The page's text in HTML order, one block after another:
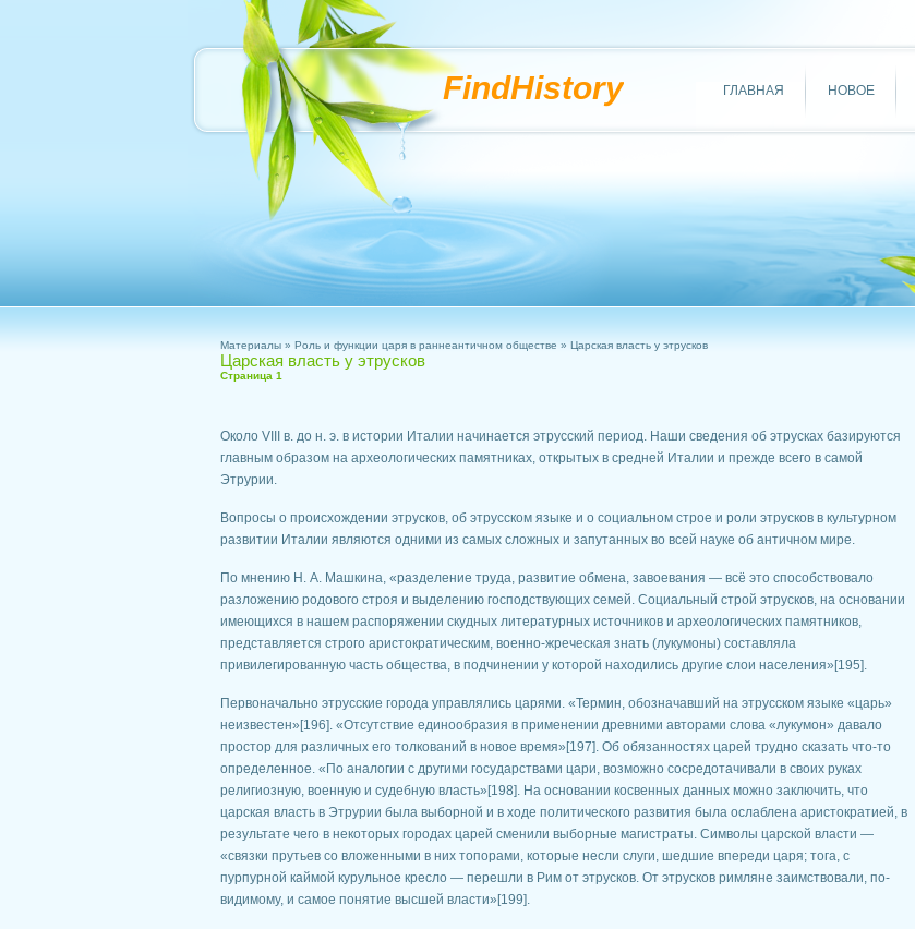
FindHistory ГЛАВНАЯ НОВОЕ
Материалы » Роль и функции царя в раннеантичном обществе » Царская власть у этрусков
Царская власть у этрусков
Страница 1
Около VIII в. до н. э. в истории Италии начинается этрусский период. Наши сведения об этрусках базируются
главным образом на археологических памятниках, открытых в средней Италии и прежде всего в самой
Этрурии.
Вопросы о происхождении этрусков, об этрусском языке и о социальном строе и роли этрусков в культурном
развитии Италии являются одними из самых сложных и запутанных во всей науке об античном мире.
По мнению Н. А. Машкина, «разделение труда, развитие обмена, завоевания — всё это способствовало
разложению родового строя и выделению господствующих семей. Социальный строй этрусков, на основании
имеющихся в нашем распоряжении скудных литературных источников и археологических памятников,
представляется строго аристократическим, военно-жреческая знать (лукумоны) составляла
привилегированную часть общества, в подчинении у которой находились другие слои населения»[195].
Первоначально этрусские города управлялись царями. «Термин, обозначавший на этрусском языке «царь»
неизвестен»[196]. «Отсутствие единообразия в применении древними авторами слова «лукумон» давало
простор для различных его толкований в новое время»[197]. Об обязанностях царей трудно сказать что-то
определенное. «По аналогии с другими государствами цари, возможно сосредотачивали в своих руках
религиозную, военную и судебную власть»[198]. На основании косвенных данных можно заключить, что
царская власть в Этрурии была выборной и в ходе политического развития была ослаблена аристократией, в
результате чего в некоторых городах царей сменили выборные магистраты. Символы царской власти —
«связки прутьев со вложенными в них топорами, которые несли слуги, шедшие впереди царя; тога, с
пурпурной каймой курульное кресло — перешли в Рим от этрусков. От этрусков римляне заимствовали, по-
видимому, и самое понятие высшей власти»[199].